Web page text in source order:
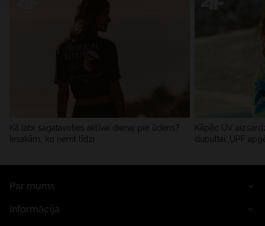
Kā labi sagatavoties aktīvai dienai pie ūdens?
Iesakām, ko ņemt līdzi
Kāpēc UV
dubultai: UPF
Par mums
Informācija